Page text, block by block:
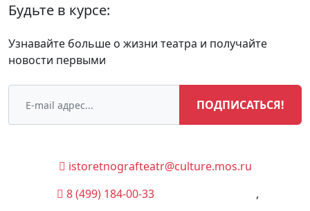
Будьте в курсе:
Узнавайте больше о жизни театра и получайте
новости первыми
ПОДПИСАТЬСЯ!
istoretnografteatr@culture.mos.ru
8 (499) 184-00-33
,